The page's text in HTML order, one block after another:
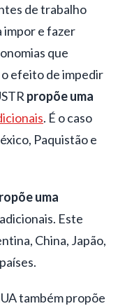
de trabalho
impor e fazer
que
efeito de impedir
propõe uma
. É o caso
Paquistão e
uma
Este
China, Japão,
também propõe